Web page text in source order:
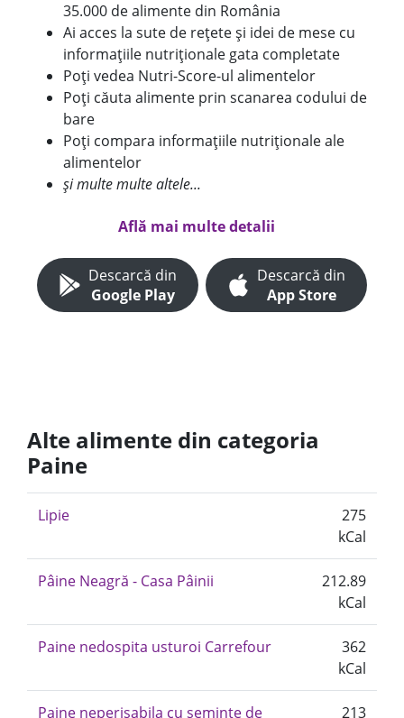
35.000 de alimente din România
Ai acces la sute de rețete și idei de mese cu
informațiile nutriționale gata completate
Poți vedea Nutri-Score-ul alimentelor
Poți căuta alimente prin scanarea codului de
bare
Poți compara informațiile nutriționale ale
alimentelor
și multe multe altele...
Află mai multe detalii
Descarcă din
Google Play
Descarcă din
App Store
Alte alimente din categoria
Paine
Lipie
275
kCal
Pâine Neagră - Casa Pâinii
212.89
kCal
Paine nedospita usturoi Carrefour
362
kCal
Paine neperisabila cu seminte de
213